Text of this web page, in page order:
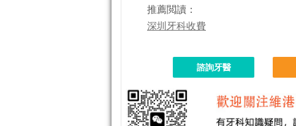
推薦閲讀：
深圳牙科收費
諮詢牙醫